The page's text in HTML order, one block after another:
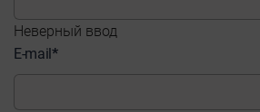
Неверный ввод
E-mail*